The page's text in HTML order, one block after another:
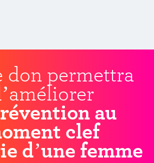
don permettra
au
clef
d’une femme